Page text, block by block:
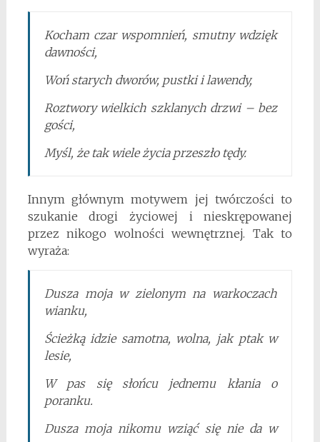
Kocham czar wspomnień, smutny wdzięk
dawności,
Woń starych dworów, pustki i lawendy,
Roztwory wielkich szklanych drzwi – bez
gości,
Myśl, że tak wiele życia przeszło tędy.
Innym głównym motywem jej twórczości to
szukanie drogi życiowej i nieskrępowanej
przez nikogo wolności wewnętrznej. Tak to
wyraża:
Dusza moja w zielonym na warkoczach
wianku,
Ścieżką idzie samotna, wolna, jak ptak w
lesie,
W pas się słońcu jednemu kłania o
poranku.
Dusza moja nikomu wziąć się nie da w